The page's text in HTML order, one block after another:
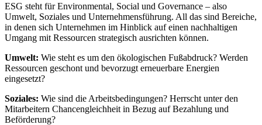
ESG steht für Environmental, Social und Governance – also
Umwelt, Soziales und Unternehmensführung. All das sind Bereiche,
in denen sich Unternehmen im Hinblick auf einen nachhaltigen
Umgang mit Ressourcen strategisch ausrichten können.
Umwelt: Wie steht es um den ökologischen Fußabdruck? Werden
Ressourcen geschont und bevorzugt erneuerbare Energien
eingesetzt?
Soziales: Wie sind die Arbeitsbedingungen? Herrscht unter den
Mitarbeitern Chancengleichheit in Bezug auf Bezahlung und
Beförderung?